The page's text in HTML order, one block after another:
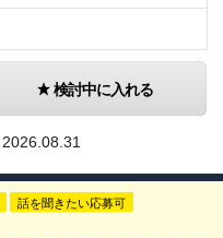
検討中に入れる
2026.08.31
話を聞きたい応募可